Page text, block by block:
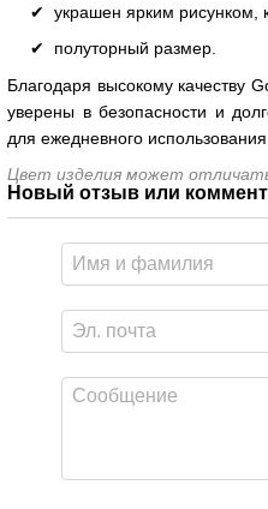
украшен ярким рисунком,
полуторный размер.
Благодаря высокому качеству
уверены в безопасности и
для ежедневного
Цвет изделия может
Новый отзыв или